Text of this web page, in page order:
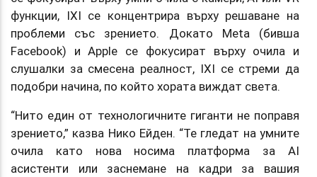
функции, IXI се концентрира върху решаване на
проблеми със зрението. Докато Meta (бивша
Facebook) и Apple се фокусират върху очила и
слушалки за смесена реалност, IXI се стреми да
подобри начина, по който хората виждат света.
“Нито един от технологичните гиганти не поправя
зрението,” казва Нико Ейден. “Те гледат на умните
очила като нова носима платформа за AI
асистенти или заснемане на кадри за вашия